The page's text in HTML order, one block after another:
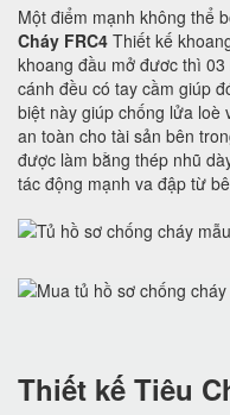
Một điểm mạnh không thể
Cháy FRC4 Thiết kế
khoang đầu mở đươc thì
cánh đều có tay cầm giúp
biệt này giúp chống lửa loè
an toàn cho tài sản bên
được làm bằng thép nhũ
tác động mạnh va đập từ
Thiết kế Tiêu